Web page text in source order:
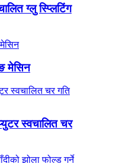
ग्लु स्प्लिटिंग
मेसिन
स्वचालित चर